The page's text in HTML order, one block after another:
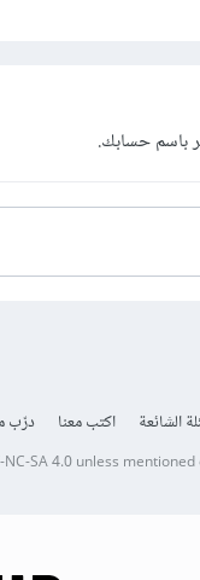
باسم حسابك.
الشائعة اكتب معنا درّب
NC-SA 4.0unless mentioned